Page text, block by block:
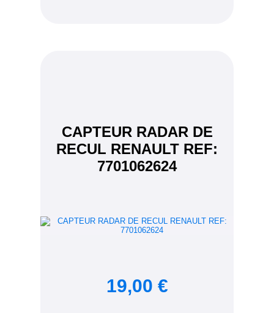
CAPTEUR RADAR DE
RECUL RENAULT REF:
7701062624
19,00 €